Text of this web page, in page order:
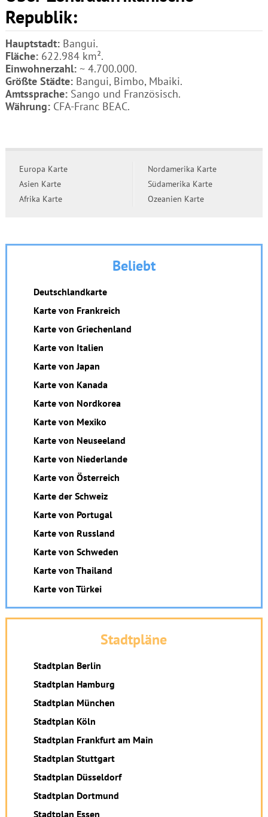
Republik:
Hauptstadt:Bangui.
Fläche:622.984 km².
Einwohnerzahl:~ 4.700.000.
Größte Städte:Bangui, Bimbo, Mbaiki.
Amtssprache:Sango und Französisch.
Währung:CFA-Franc BEAC.
Europa Karte
Asien Karte
Afrika Karte
Nordamerika Karte
Südamerika Karte
Ozeanien Karte
Beliebt
Deutschlandkarte
Karte von Frankreich
Karte von Griechenland
Karte von Italien
Karte von Japan
Karte von Kanada
Karte von Nordkorea
Karte von Mexiko
Karte von Neuseeland
Karte von Niederlande
Karte von Österreich
Karte der Schweiz
Karte von Portugal
Karte von Russland
Karte von Schweden
Karte von Thailand
Karte von Türkei
Stadtpläne
Stadtplan Berlin
Stadtplan Hamburg
Stadtplan München
Stadtplan Köln
Stadtplan Frankfurt am Main
Stadtplan Stuttgart
Stadtplan Düsseldorf
Stadtplan Dortmund
Stadtplan Essen